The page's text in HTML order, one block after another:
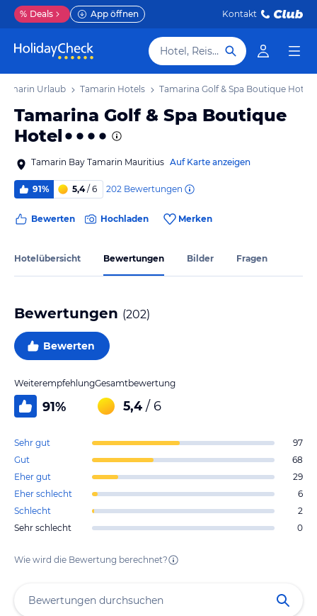
% Deals App öffnen Kontakt
Hotel, Reiseziel
Tamarin Urlaub Tamarin Hotels Tamarina Golf & Spa Boutique Hotel
Tamarina Golf & Spa Boutique
Hotel
Tamarin Bay Tamarin Mauritius Auf Karte anzeigen
91% 5,4/ 6 202 Bewertungen
Bewerten Hochladen Merken
Hotelübersicht Bewertungen Bilder Fragen
Bewertungen (202)
Bewerten
Weiterempfehlung
91%
Gesamtbewertung
5,4 / 6
Sehr gut
97
Gut
68
Eher gut
29
Eher schlecht
6
Schlecht
2
Sehr schlecht
0
Wie wird die Bewertung berechnet?